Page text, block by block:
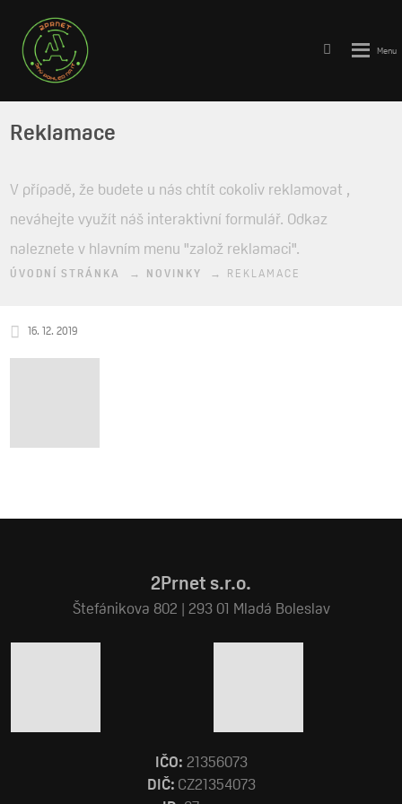
Reklamace
V případě, že budete u nás chtít cokoliv reklamovat ,
neváhejte využít náš interaktivní formulář. Odkaz
naleznete v hlavním menu "založ reklamaci".
ÚVODNÍ STRÁNKA NOVINKY REKLAMACE
16. 12. 2019
2Prnet s.r.o.
Štefánikova 802 | 293 01 Mladá Boleslav
IČO: 21356073
DIČ: CZ21354073